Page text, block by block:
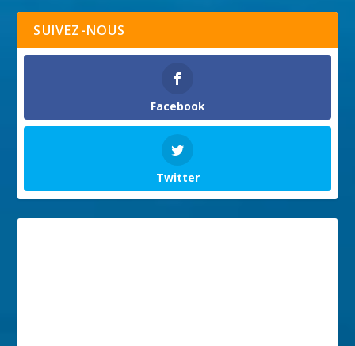
SUIVEZ-NOUS
Facebook
Twitter